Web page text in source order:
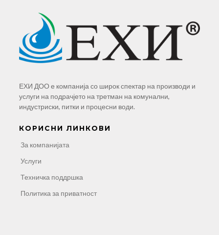
ЕХИ ДОО е компанија со широк спектар на производи и
услуги на подрачјето на третман на комунални,
индустриски, питки и процесни води.
КОРИСНИ ЛИНКОВИ
За компанијата
Услуги
Техничка поддршка
Политика за приватност